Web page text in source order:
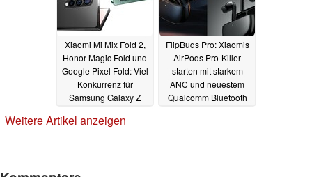
Xiaomi Mi Mix Fold 2,
Honor Magic Fold und
Google Pixel Fold: Viel
Konkurrenz für
Samsung Galaxy Z
Flip316.06.2021
FlipBuds Pro: Xiaomis
AirPods Pro-Killer
starten mit starkem
ANC und neuestem
Qualcomm Bluetooth
Weitere Artikel anzeigen